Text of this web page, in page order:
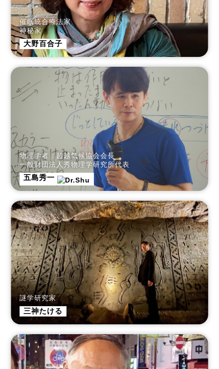
催眠統合療法家
神秘家
大野百合子
物理学者 超越気候協会会長
一般財団法人秀物理学研究所代表
五島秀一
謎学研究家
三神たける